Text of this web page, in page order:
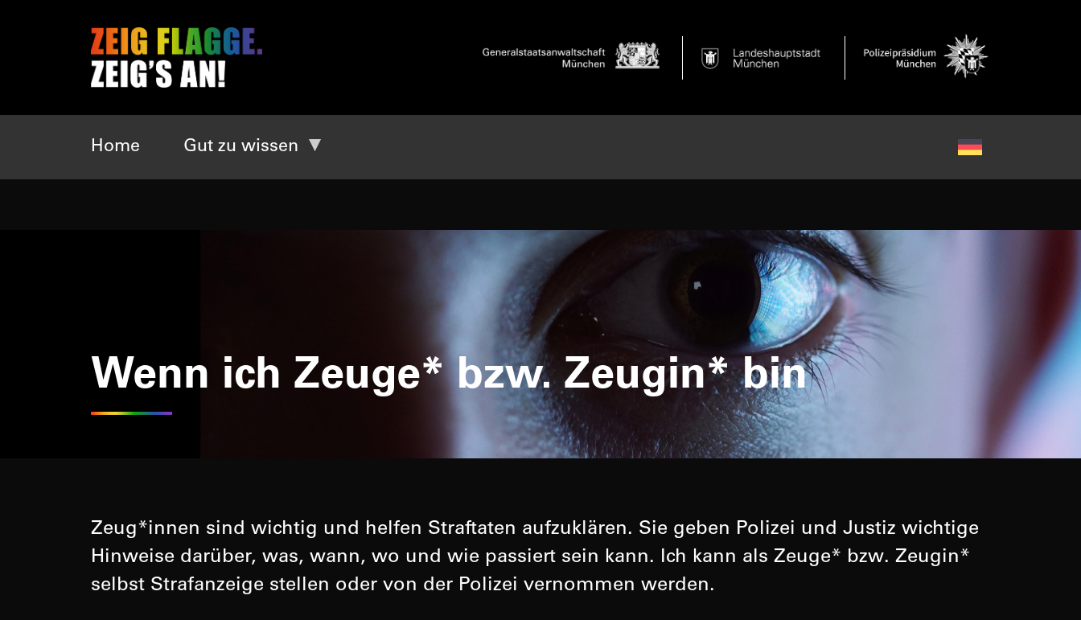
Home Gut zu wissen
Wenn ich Zeuge* bzw. Zeugin* bin
Zeug*innen sind wichtig und helfen Straftaten aufzuklären. Sie geben Polizei und Justiz wichtige
Hinweise darüber, was, wann, wo und wie passiert sein kann. Ich kann als Zeuge* bzw. Zeugin*
selbst Strafanzeige stellen oder von der Polizei vernommen werden.